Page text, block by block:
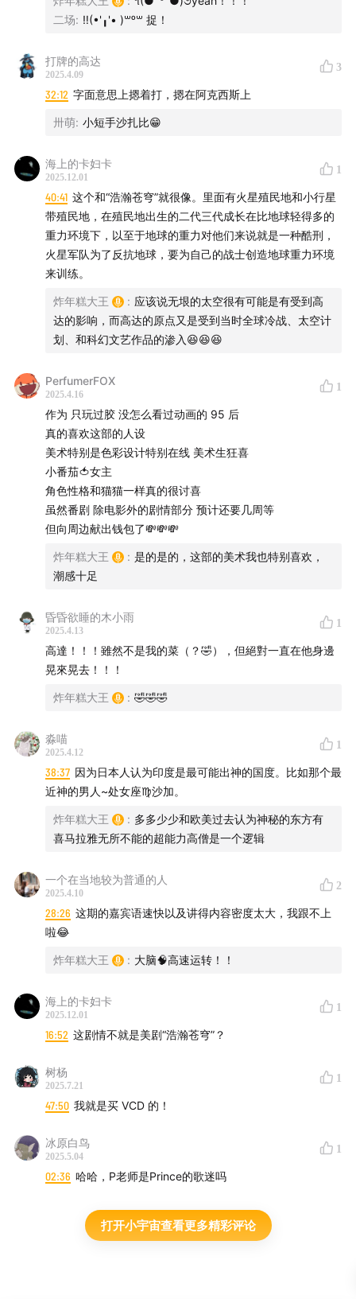
【支持＆酒】
这期内容依旧精彩，希望你们的耳朵会喜欢。如果觉得这
期节目不错，请不要吝啬您的赞美，欢迎点赞评论任何您
情在您收听的平台给我们打赏鼓励。
同时，欢迎选购【菠萝油子“醉牛啤”啤酒】，同时获得我
们的专属“漫画卡牌”，独家呈现，仅此一家~
主播：BiG
听友群 +V：BiG202107
【BGM】
照井順政 - 目覚めたい魂たち（I_004）
照井順政 - 秘密（I_017）
松山祐士 - 颯爽たるシャア
松山祐士 - 長い眠り
松山祐士 - 悲愴、そして決然と
やしきたかじん - 砂の十字架
堀光一路 - シャアが来る
渡辺岳夫,松山祐士 - 安堵
Pháo,KAIZ - 2 Phút Hơn (KAIZ Remix)
三枝成彰 - MAIN TITLE (メイン・タイトル)
钟蔚灵 - 在我的夢裡
照井順政 - コロニーの彼女（I_006A）
米津玄師 - Plazma
二场: ‼(•'╻'• )꒳ᵒ꒳ 捉！
打牌的高达
2025.4.09
3
32:12 字面意思上摁着打，摁在阿克西斯上
卅萌: 小短手沙扎比😁
海上的卡妇卡
2025.12.01
1
40:41 这个和“浩瀚苍穹”就很像。里面有火星殖民地和小行星
带殖民地，在殖民地出生的二代三代成长在比地球轻得多的
重力环境下，以至于地球的重力对他们来说就是一种酷刑，
火星军队为了反抗地球，要为自己的战士创造地球重力环境
来训练。
炸年糕大王 : 应该说无垠的太空很有可能是有受到高
达的影响，而高达的原点又是受到当时全球冷战、太空计
划、和科幻文艺作品的渗入😆😆😆
PerfumerFOX
2025.4.16
1
作为 只玩过胶 没怎么看过动画的 95 后
真的喜欢这部的人设
美术特别是色彩设计特别在线 美术生狂喜
小番茄🍅女主
角色性格和猫猫一样真的很讨喜
虽然番剧 除电影外的剧情部分 预计还要几周等
但向周边献出钱包了💸💸💸
炸年糕大王 : 是的是的，这部的美术我也特别喜欢，
潮感十足
昏昏欲睡的木小雨
2025.4.13
1
高達！！！雖然不是我的菜（？🤣），但絕對一直在他身邊
晃來晃去！！！
炸年糕大王 : 🤣🤣🤣
淼喵
2025.4.12
1
38:37 因为日本人认为印度是最可能出神的国度。比如那个最
近神的男人~处女座♍沙加。
炸年糕大王 : 多多少少和欧美过去认为神秘的东方有
喜马拉雅无所不能的超能力高僧是一个逻辑
一个在当地较为普通的人
2025.4.10
2
28:26 这期的嘉宾语速快以及讲得内容密度太大，我跟不上
啦😂
炸年糕大王 : 大脑🧠高速运转！！
海上的卡妇卡
2025.12.01
1
16:52 这剧情不就是美剧“浩瀚苍穹”？
树杨
2025.7.21
1
47:50 我就是买 VCD 的！
冰原白鸟
2025.5.04
1
02:36 哈哈，P老师是Prince的歌迷吗
打开小宇宙查看更多精彩评论